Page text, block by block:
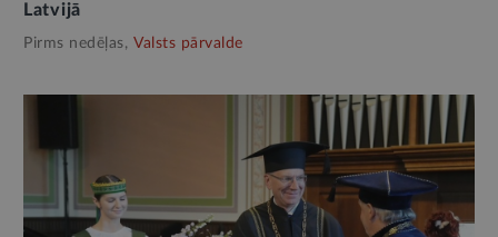
Latvijā
Pirms nedēļas, Valsts pārvalde